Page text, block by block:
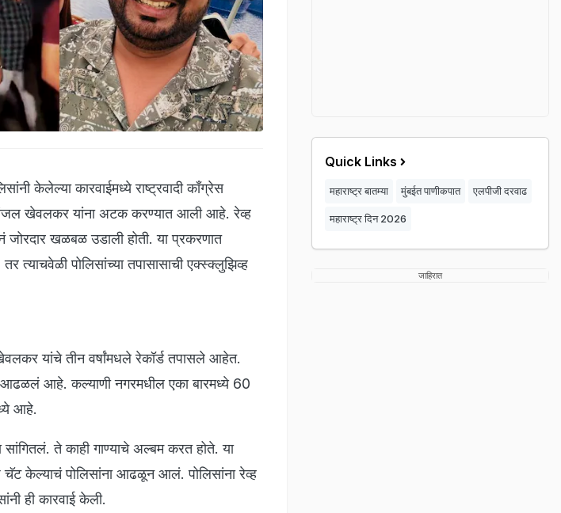
केलेल्या कारवाईमध्ये राष्ट्रवादी काँग्रेस
खेवलकर यांना अटक करण्यात आली आहे. रेव्ह
जोरदार खळबळ उडाली होती. या प्रकरणात
पोलिसांच्या तपासासाची एक्स्क्लुझिव्ह
यांचे तीन वर्षांमधले रेकॉर्ड तपासले आहेत.
आहे. कल्याणी नगरमधील एका बारमध्ये 60
आहे.
ते काही गाण्याचे अल्बम करत होते. या
चॅट केल्याचं पोलिसांना आढळून आलं. पोलिसांना रेव्ह
ही कारवाई केली.
Quick Links
महाराष्ट्र बातम्या मुंबईत पाणीकपात एलपीजी दरवाढ
महाराष्ट्र दिन 2026
जाहिरात